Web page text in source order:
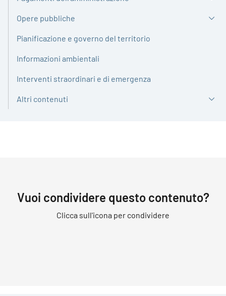
Opere pubbliche
Pianificazione e governo del territorio
Informazioni ambientali
Interventi straordinari e di emergenza
Altri contenuti
Vuoi condividere questo contenuto?
Clicca sull'icona per condividere